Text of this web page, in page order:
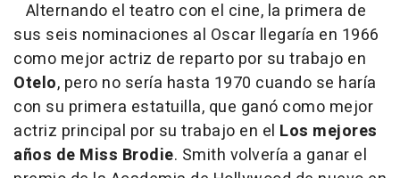
Alternando el teatro con el cine, la primera de
sus seis nominaciones al Oscar llegaría en 1966
como mejor actriz de reparto por su trabajo en
Otelo, pero no sería hasta 1970 cuando se haría
con su primera estatuilla, que ganó como mejor
actriz principal por su trabajo en el Los mejores
años de Miss Brodie. Smith volvería a ganar el